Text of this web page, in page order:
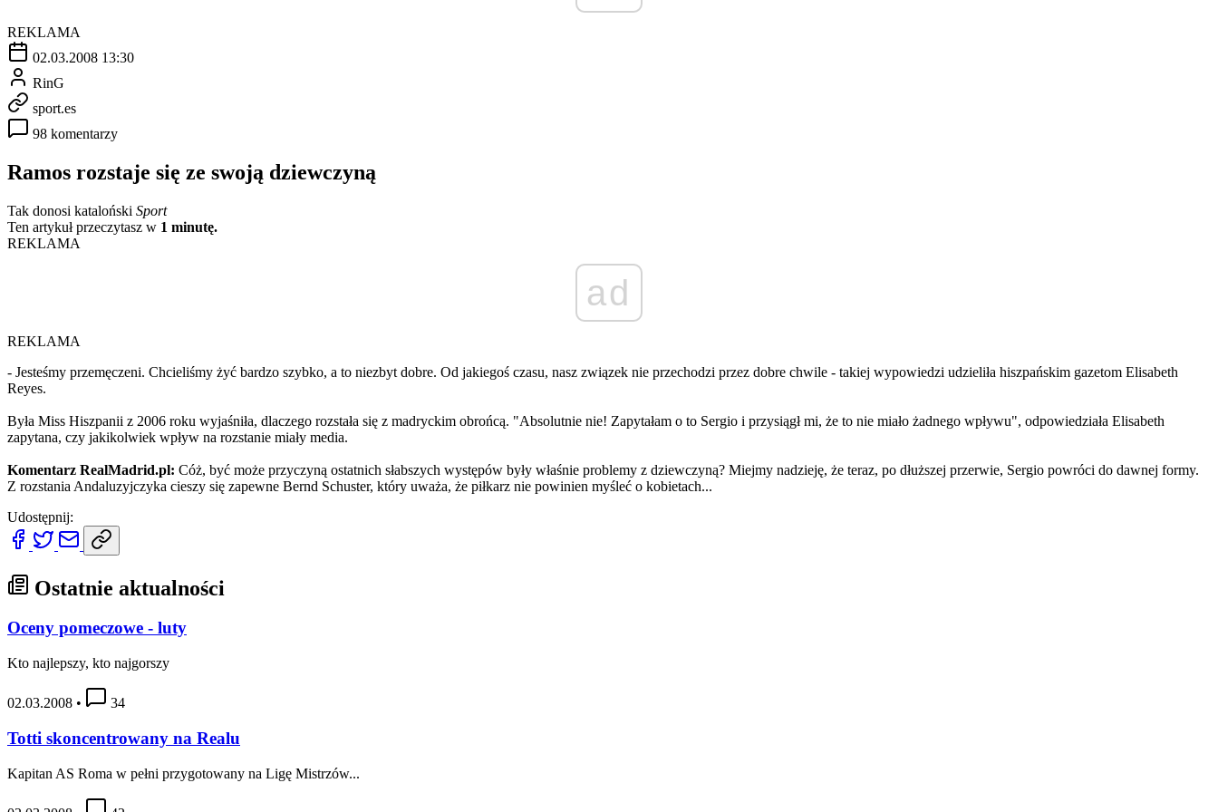
REKLAMA
02.03.2008 13:30
RinG
sport.es
98 komentarzy
Ramos rozstaje się ze swoją dziewczyną
Tak donosi kataloński Sport
Ten artykuł przeczytasz w 1 minutę.
REKLAMA
ad
REKLAMA
- Jesteśmy przemęczeni. Chcieliśmy żyć bardzo szybko, a to niezbyt dobre. Od jakiegoś czasu, nasz związek nie przechodzi przez dobre chwile - takiej wypowiedzi udzieliła hiszpańskim gazetom Elisabeth
Reyes.
Była Miss Hiszpanii z 2006 roku wyjaśniła, dlaczego rozstała się z madryckim obrońcą. "Absolutnie nie! Zapytałam o to Sergio i przysiągł mi, że to nie miało żadnego wpływu", odpowiedziała Elisabeth
zapytana, czy jakikolwiek wpływ na rozstanie miały media.
Komentarz RealMadrid.pl: Cóż, być może przyczyną ostatnich słabszych występów były właśnie problemy z dziewczyną? Miejmy nadzieję, że teraz, po dłuższej przerwie, Sergio powróci do dawnej formy.
Z rozstania Andaluzyjczyka cieszy się zapewne Bernd Schuster, który uważa, że piłkarz nie powinien myśleć o kobietach...
Udostępnij:
Ostatnie aktualności
Oceny pomeczowe - luty
Kto najlepszy, kto najgorszy
02.03.2008 • 34
Totti skoncentrowany na Realu
Kapitan AS Roma w pełni przygotowany na Ligę Mistrzów...